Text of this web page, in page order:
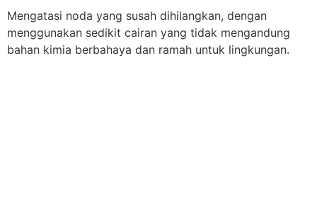
Mengatasi noda yang susah dihilangkan, dengan
menggunakan sedikit cairan yang tidak mengandung
bahan kimia berbahaya dan ramah untuk lingkungan.